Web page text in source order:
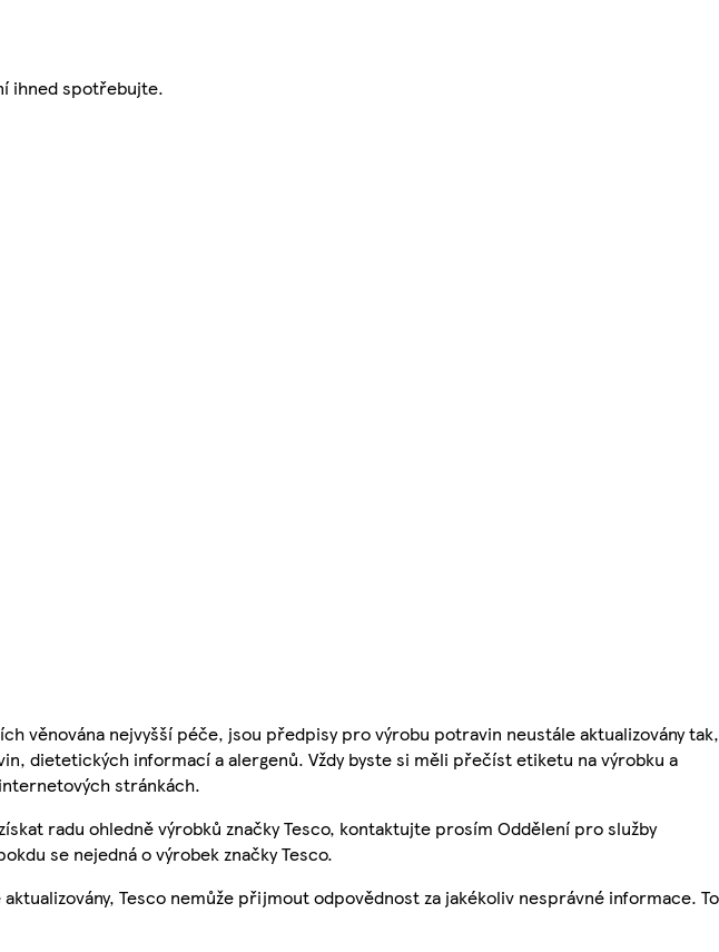
ihned spotřebujte.
věnována nejvyšší péče, jsou předpisy pro výrobu potravin neustále aktualizovány tak,
dietetických informací a alergenů. Vždy byste si měli přečíst etiketu na výrobku a
stránkách.
radu ohledně výrobků značky Tesco, kontaktujte prosím Oddělení pro služby
se nejedná o výrobek značky Tesco.
Tesco nemůže přijmout odpovědnost za jakékoliv nesprávné informace. To